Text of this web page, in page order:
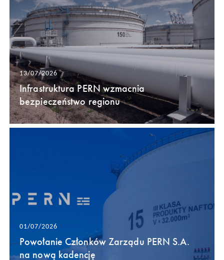
13/07/2026
Infrastruktura PERN wzmacnia
bezpieczeństwo regionu
01/07/2026
Powołanie Członków Zarządu PERN S.A.
na nową kadencję